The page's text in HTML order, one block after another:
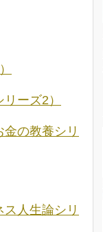
ーズ2）
の教養シリ
人生論シリ